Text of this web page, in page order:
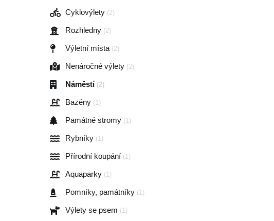
Cyklovýlety (2)
Rozhledny (2)
Výletní místa (2)
Nenáročné výlety (2)
Náměstí (2)
Bazény (1)
Památné stromy (1)
Rybníky (1)
Přírodní koupání (1)
Aquaparky (1)
Pomníky, památníky (1)
Výlety se psem (1)